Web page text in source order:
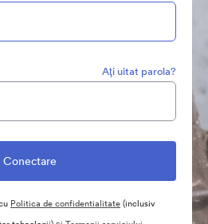
Aţi uitat parola?
Politica de confidentialitate(inclusiv